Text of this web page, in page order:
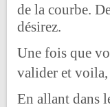
de la courbe.
désirez.
Une fois que
valider et voila,
En allant dans